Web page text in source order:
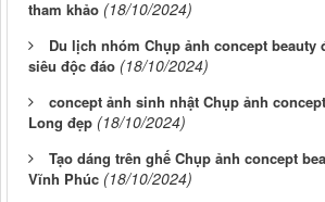
tham khảo (18/10/2024)
Du lịch nhóm Chụp ảnh concept beauty
siêu độc đáo (18/10/2024)
concept ảnh sinh nhật Chụp ảnh
Long đẹp (18/10/2024)
Tạo dáng trên ghế Chụp ảnh concept
Vĩnh Phúc (18/10/2024)